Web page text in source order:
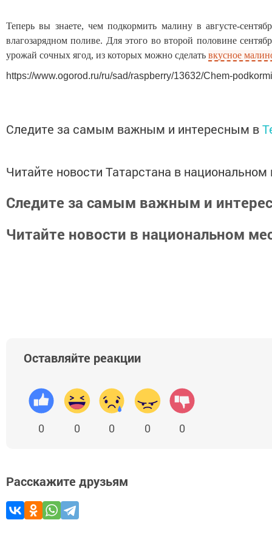
Теперь вы знаете, чем подкормить малину в августе-
влагозарядном поливе. Для этого во второй половине
урожай сочных ягод, из которых можно сделать вкусное
https://www.ogorod.ru/ru/sad/raspberry/13632/Chem-
Следите за самым важным и интересным в
Читайте новости Татарстана в
Следите за самым важным и
Читайте новости в национальном
Оставляйте реакции
0 0 0 0 0
Расскажите друзьям